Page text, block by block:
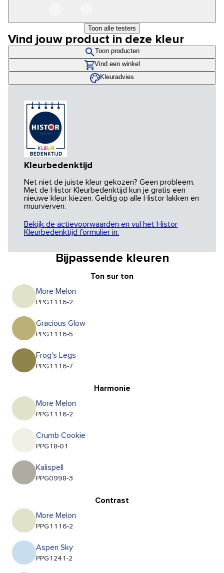
Toon alle testers
Vind jouw product in deze kleur
Toon producten
Vind een winkel
Kleuradvies
Kleurbedenktijd
Net niet de juiste kleur gekozen? Geen probleem.
Met de Histor Kleurbedenktijd kun je gratis een
nieuwe kleur kiezen. Geldig op alle Histor lakken en
muurverven.
Bekijk de actievoorwaarden en vul het Histor
Kleurbedenktijd formulier in.
Bijpassende kleuren
Ton sur ton
More Melon
PPG1116-2
Gracious Glow
PPG1116-5
Frog's Legs
PPG1116-7
Harmonie
More Melon
PPG1116-2
Crumb Cookie
PPG18-01
Kalispell
PPG0998-3
Contrast
More Melon
PPG1116-2
Aspen Sky
PPG1241-2